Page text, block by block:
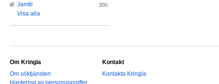
Jamtli 300
Visa alla
Om Kringla
Om söktjänsten
Kontakt
Kontakta Kringla